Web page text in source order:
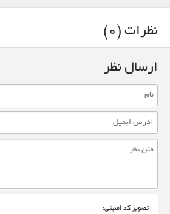
نظرات (0)
ارسال نظر
تصوير کد امنيتی: